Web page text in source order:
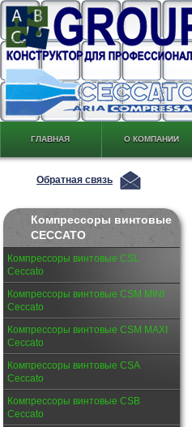
ГЛАВНАЯ О КОМПАНИИ
Обратная связь
Компрессоры винтовые
CECCATO
Компрессоры винтовые CSL
Ceccato
Компрессоры винтовые CSM MINI
Ceccato
Компрессоры винтовые CSM MAXI
Ceccato
Компрессоры винтовые CSA
Ceccato
Компрессоры винтовые CSB
Ceccato